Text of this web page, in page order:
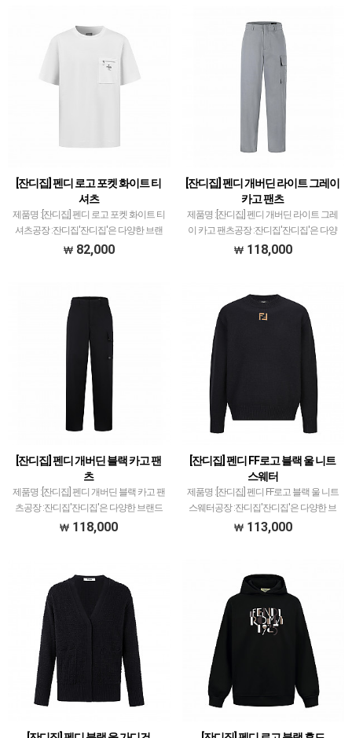
[잔디집] 펜디 로고 포켓 화이트 티
셔츠
제품명 :[잔디집] 펜디 로고 포켓 화이트 티
셔츠공장 :잔디집'잔디집'은 다양한 브랜
드 의류 전문적으로 취급하고 있습니다.제
82,000
[잔디집] 펜디 개버딘 라이트 그레이
카고 팬츠
제품명 :[잔디집] 펜디 개버딘 라이트 그레
이 카고 팬츠공장 :잔디집'잔디집'은 다양
한 브랜드 의류 전문적으로 취급하고 있습
거의 초과하지…
118,000
[잔디집] 펜디 개버딘 블랙 카고 팬
츠
제품명 :[잔디집] 펜디 개버딘 블랙 카고 팬
츠공장 :잔디집'잔디집'은 다양한 브랜드
의류 전문적으로 취급하고 있습니다.제품
118,000
[잔디집] 펜디 FF로고 블랙 울 니트
스웨터
제품명 :[잔디집] 펜디 FF로고 블랙 울 니트
스웨터공장 :잔디집'잔디집'은 다양한 브
랜드 의류 전문적으로 취급하고 있습니다.
113,000